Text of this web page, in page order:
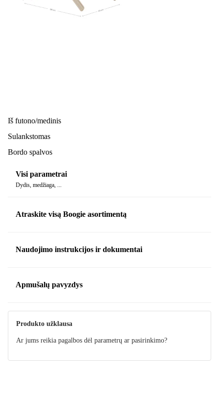
Iš futono/medinis
Sulankstomas
Bordo spalvos
Visi parametrai
Dydis, medžiaga, ...
Atraskite visą Boogie asortimentą
Naudojimo instrukcijos ir dokumentai
3d model (.skp)
Apmušalų pavyzdys
Apmušalų pavyzdys BORDEAUX 710
Užsisakykite pavyzdį, kuris bus pristatytas į namus.
NAUJAS
Produkto užklausa
Ar jums reikia pagalbos dėl parametrų ar pasirinkimo?